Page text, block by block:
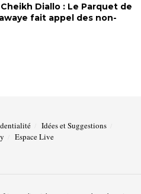
Diallo : Le Parquet de
fait appel des non-
Idées et Suggestions
Espace Live